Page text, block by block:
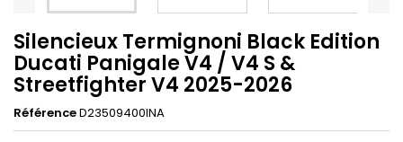
Silencieux Termignoni Black Edition
Ducati Panigale V4 / V4 S &
Streetfighter V4 2025-2026
RéférenceD23509400INA